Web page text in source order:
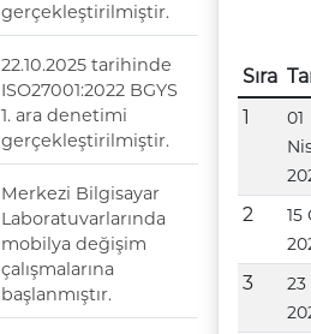
gerçekleştirilmiştir.
22.10.2025 tarihinde
ISO27001:2022 BGYS
1. ara denetimi
gerçekleştirilmiştir.
Merkezi Bilgisayar
Laboratuvarlarında
mobilya değişim
çalışmalarına
başlanmıştır.
Sıra
1
01
2
15
3
23